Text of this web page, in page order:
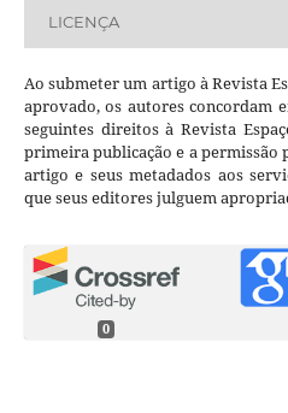
LICENÇA
Ao submeter um artigo à Revista
aprovado, os autores concordam
seguintes direitos à Revista
primeira publicação e a permissão
artigo e seus metadados aos
que seus editores julguem
0